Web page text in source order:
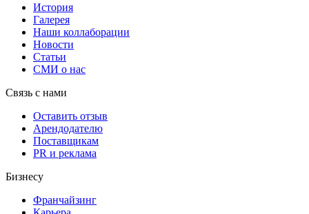
История
Галерея
Наши коллаборации
Новости
Статьи
СМИ о нас
Связь с нами
Оставить отзыв
Арендодателю
Поставщикам
PR и реклама
Бизнесу
Франчайзинг